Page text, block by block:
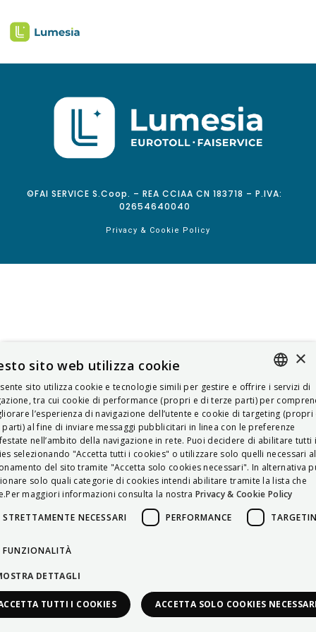
©FAI SERVICE S.Coop. – REA CCIAA CN 183718 – P.IVA:
02654640040
Privacy & Cookie Policy
ITALIAN
ENGLISH
FRENCH
HUNGARIAN
DEUTSCH
POLSKI
×
sito web utilizza cookie
sito utilizza cookie e tecnologie simili per gestire e offrire i servizi di
tra cui cookie di performance (propri e di terze parti) per
l’esperienza di navigazione dell’utente e cookie di targeting (propri
parti) al fine di inviare messaggi pubblicitari in linea con le preferenze
nell’ambito della navigazione in rete. Puoi decidere di abilitare tutti i
selezionando "Accetta tutti i cookies" o utilizzare solo quelli necessari al
del sito tramite "Accetta solo cookies necessari". In alternativa
solo quali categorie di cookies intendi abilitare tramite la lista che
maggiori informazioni consulta la nostra Privacy & Cookie Policy
STRETTAMENTE NECESSARI
PERFORMANCE
FUNZIONALITÀ
DETTAGLI
TUTTI I COOKIES ACCETTA SOLO COOKIES